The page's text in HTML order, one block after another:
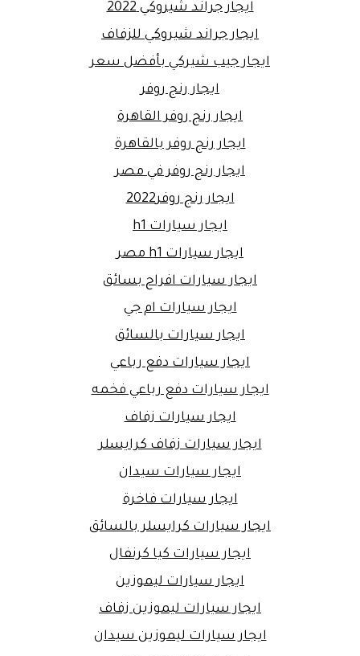
ايجار جراند شيروكي 2022
ايجار جراند شيروكي للزفاف
ايجار جيب شيركي بأفضل سعر
ايجار رنج روفر
ايجار رنج روفر القاهرة
ايجار رنج روفر بالقاهرة
ايجار رنج روفر في مصر
ايجار رنج روفر2022
ايجار سيارات h1
ايجار سيارات h1 مصر
ايجار سيارات افراح بسائق
ايجار سيارات ام جي
ايجار سيارات بالسائق
ايجار سيارات دفع رباعي
ايجار سيارات دفع رباعي فخمه
ايجار سيارات زفاف
ايجار سيارات زفاف كرايسلر
ايجار سيارات سيدان
ايجار سيارات فاخرة
ايجار سيارات كرايسلر بالسائق
ايجار سيارات كيا كرنفال
ايجار سيارات ليموزين
ايجار سيارات ليموزين زفاف
ايجار سيارات ليموزين سيدان